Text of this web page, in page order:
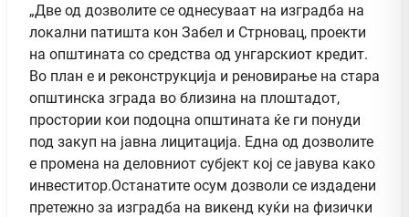
„Две од дозволите се однесуваат на изградба на
локални патишта кон Забел и Стрновац, проекти
на општината со средства од унгарскиот кредит.
Во план е и реконструкција и реновирање на стара
општинска зграда во близина на плоштадот,
простории кои подоцна општината ќе ги понуди
под закуп на јавна лицитација. Една од дозволите
е промена на деловниот субјект кој се јавува како
инвеститор.Останатите осум дозволи се издадени
претежно за изградба на викенд куќи на физички